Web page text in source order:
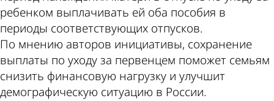
ребенком выплачивать ей оба пособия в
периоды соответствующих отпусков.
По мнению авторов инициативы, сохранение
выплаты по уходу за первенцем поможет семьям
снизить финансовую нагрузку и улучшит
демографическую ситуацию в России.